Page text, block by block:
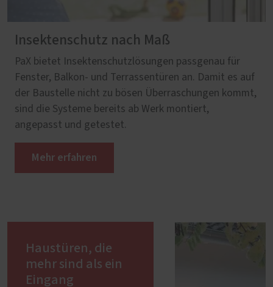
Insektenschutz nach Maß
PaX bietet Insektenschutzlösungen passgenau für
Fenster, Balkon- und Terrassentüren an. Damit es auf
der Baustelle nicht zu bösen Überraschungen kommt,
sind die Systeme bereits ab Werk montiert,
angepasst und getestet.
Mehr erfahren
Haustüren, die
mehr sind als ein
Eingang